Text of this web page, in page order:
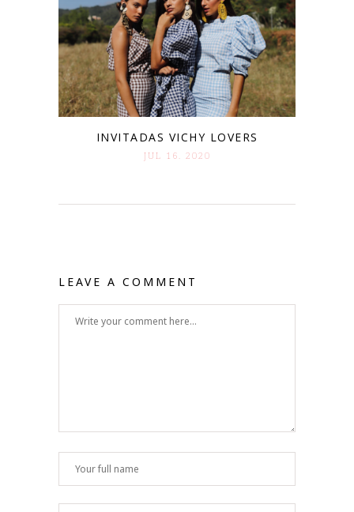
INVITADAS VICHY LOVERS
JUL 16. 2020
LEAVE A COMMENT